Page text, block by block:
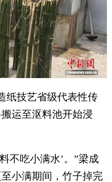
技艺省级代表性传
运至沤料池开始浸
吃小满水’。”梁成
小满期间，竹子掉完